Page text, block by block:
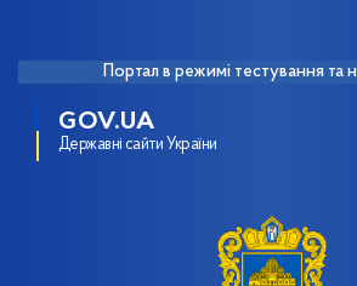
Портал в режимі тестування та
GOV.UA
Державні сайти України